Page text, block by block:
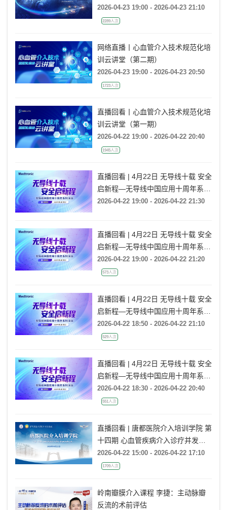
2026-04-23 19:00 - 2026-04-23 21:10
2289人次
网络直播丨心血管介入技术规范化培
训云讲堂（第二期）
2026-04-23 19:00 - 2026-04-23 20:50
1723人次
直播回看丨心血管介入技术规范化培
训云讲堂（第一期）
2026-04-22 19:00 - 2026-04-22 20:40
1945人次
直播回看 | 4月22日 无导线十载 安全
启新程—无导线中国应用十周年系列
活动
2026-04-22 19:00 - 2026-04-22 21:30
直播回看 | 4月22日 无导线十载 安全
启新程—无导线中国应用十周年系列
活动
2026-04-22 19:00 - 2026-04-22 21:20
573人次
直播回看 | 4月22日 无导线十载 安全
启新程—无导线中国应用十周年系列
活动
2026-04-22 18:50 - 2026-04-22 21:10
529人次
直播回看 | 4月22日 无导线十载 安全
启新程—无导线中国应用十周年系列
活动
2026-04-22 18:30 - 2026-04-22 20:40
551人次
直播回看 | 唐都医院介入培训学院 第
十四期 心血管疾病介入诊疗并发症
处理专场
2026-04-22 15:00 - 2026-04-22 17:10
1709人次
岭南瓣膜介入课程 李捷：主动脉瓣
反流的术前评估